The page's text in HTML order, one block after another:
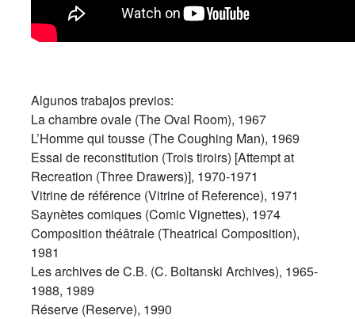
Algunos trabajos previos:
La chambre ovale (The Oval Room), 1967
L’Homme qui tousse (The Coughing Man), 1969
Essai de reconstitution (Trois tiroirs) [Attempt at
Recreation (Three Drawers)], 1970-1971
Vitrine de référence (Vitrine of Reference), 1971
Saynètes comiques (Comic Vignettes), 1974
Composition théâtrale (Theatrical Composition),
1981
Les archives de C.B. (C. Boltanski Archives), 1965-
1988, 1989
Réserve (Reserve), 1990